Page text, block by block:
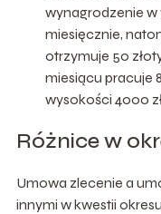
wynagrodzenie w
miesięcznie,
otrzymuje 50
miesiącu pracuje
wysokości 4000
Różnice w
Umowa zlecenie a
innymi w kwestii